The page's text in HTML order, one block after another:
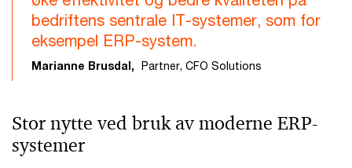
bedriftens sentrale IT-systemer, som for
eksempel ERP-system.
Marianne Brusdal, Partner, CFO Solutions
Stor nytte ved bruk av moderne ERP-
systemer